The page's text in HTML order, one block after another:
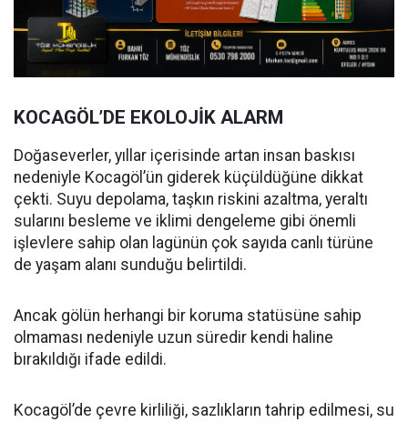
KOCAGÖL’DE EKOLOJİK ALARM
Doğaseverler, yıllar içerisinde artan insan baskısı
nedeniyle Kocagöl’ün giderek küçüldüğüne dikkat
çekti. Suyu depolama, taşkın riskini azaltma, yeraltı
sularını besleme ve iklimi dengeleme gibi önemli
işlevlere sahip olan lagünün çok sayıda canlı türüne
de yaşam alanı sunduğu belirtildi.
Ancak gölün herhangi bir koruma statüsüne sahip
olmaması nedeniyle uzun süredir kendi haline
bırakıldığı ifade edildi.
Kocagöl’de çevre kirliliği, sazlıkların tahrip edilmesi, su